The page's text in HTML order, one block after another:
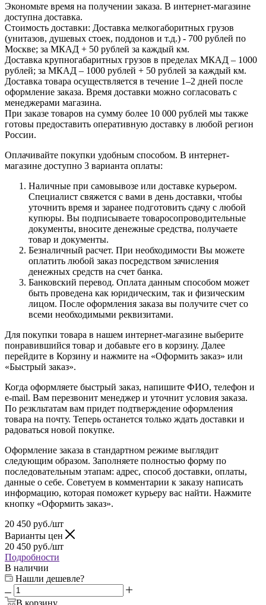
(унитазов, душевых стоек, поддонов и т.д.) - 700 рублей по
Москве; за МКАД + 50 рублей за каждый км.
Доставка крупногабаритных грузов в пределах МКАД – 1000
рублей; за МКАД – 1000 рублей + 50 рублей за каждый км.
Доставка товара осуществляется в течение 1–2 дней после
оформление заказа. Время доставки можно согласовать с
менеджерами магазина.
При заказе товаров на сумму более 10 000 рублей мы также
готовы предоставить оперативную доставку в любой регион
России.
Оплачивайте покупки удобным способом. В интернет-
магазине доступно 3 варианта оплаты:
Наличные при самовывозе или доставке курьером.
Специалист свяжется с вами в день доставки, чтобы
купюры. Вы подписываете товаросопроводительные
документы, вносите денежные средства, получаете
товар и документы.
Безналичный расчет. При необходимости Вы можете
оплатить любой заказ посредством зачисления
денежных средств на счет банка.
Банковский перевод. Оплата данным способом может
быть проведена как юридическим, так и физическим
лицом. После оформления заказа вы получите счет со
всеми необходимыми реквизитами.
Для покупки товара в нашем интернет-магазине выберите
понравившийся товар и добавьте его в корзину. Далее
«Быстрый заказ».
Когда оформляете быстрый заказ, напишите ФИО, телефон и
e-mail. Вам перезвонит менеджер и уточнит условия заказа.
товара на почту. Теперь останется только ждать доставки и
радоваться новой покупке.
Оформление заказа в стандартном режиме выглядит
следующим образом. Заполняете полностью форму по
данные о себе. Советуем в комментарии к заказу написать
информацию, которая поможет курьеру вас найти. Нажмите
кнопку «Оформить заказ».
20 450руб./шт
Варианты цен
Подробности
В наличии
Нашли дешевле?
В корзину
Купить в 1 клик
Характеристики
Артикул